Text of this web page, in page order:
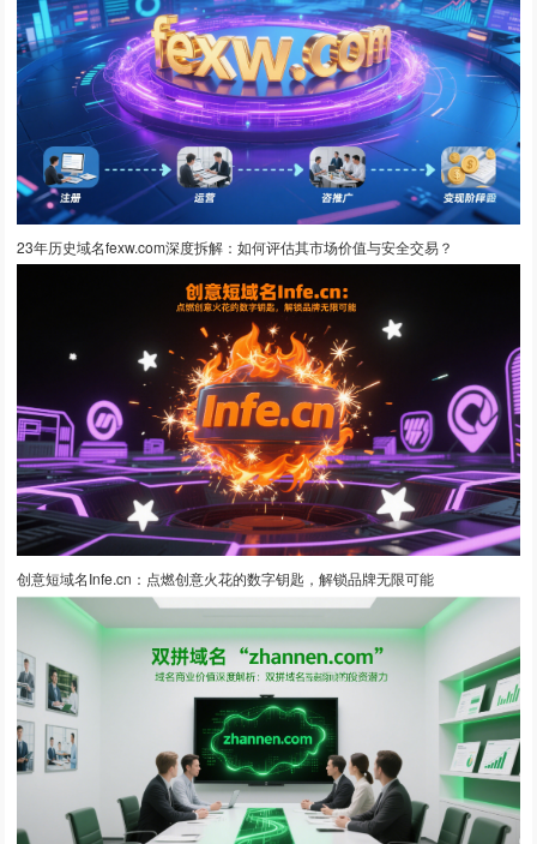
23年历史域名fexw.com深度拆解：如何评估其市场价值与安全交易？
创意短域名Infe.cn：点燃创意火花的数字钥匙，解锁品牌无限可能